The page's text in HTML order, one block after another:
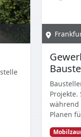
während
Planen